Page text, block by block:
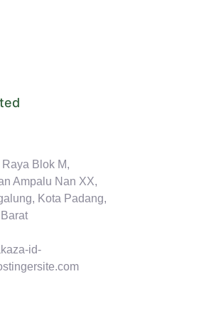
Blok M,
Ampalu Nan XX,
Kota Padang,
id-